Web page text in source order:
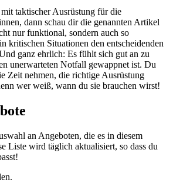
taktischer Ausrüstung für die
dann schau dir die genannten Artikel
nur funktional, sondern auch so
kritischen Situationen den entscheidenden
ganz ehrlich: Es fühlt sich gut an zu
unerwarteten Notfall gewappnet ist. Du
Zeit nehmen, die richtige Ausrüstung
wer weiß, wann du sie brauchen wirst!
an Angeboten, die es in diesem
Liste wird täglich aktualisiert, so dass du